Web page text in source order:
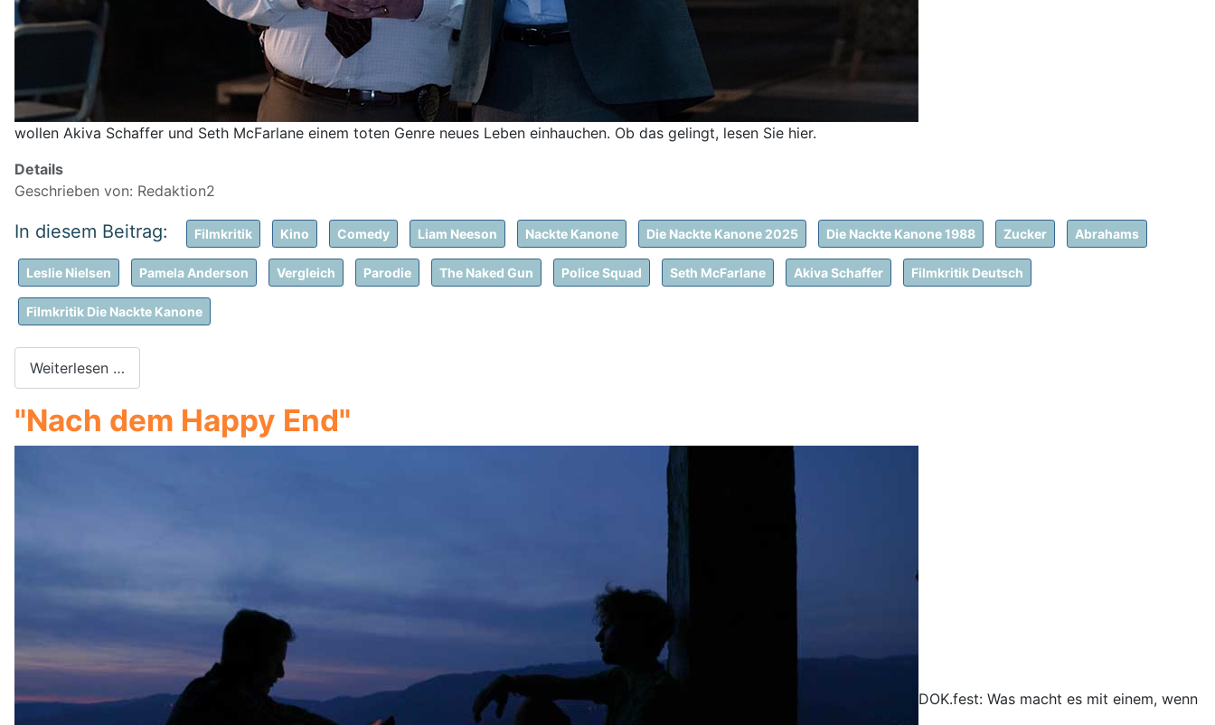
wollen Akiva Schaffer und Seth McFarlane einem toten Genre neues Leben einhauchen. Ob das gelingt, lesen Sie hier.
Details
Geschrieben von: Redaktion2
Filmkritik Kino Comedy Liam Neeson Nackte Kanone Die Nackte Kanone 2025 Die Nackte Kanone 1988 Zucker Abrahams
Leslie Nielsen Pamela Anderson Vergleich Parodie The Naked Gun Police Squad Seth McFarlane Akiva Schaffer Filmkritik Deutsch
Filmkritik Die Nackte Kanone
Weiterlesen …
"Nach dem Happy End"
DOK.fest: Was macht es mit einem, wenn